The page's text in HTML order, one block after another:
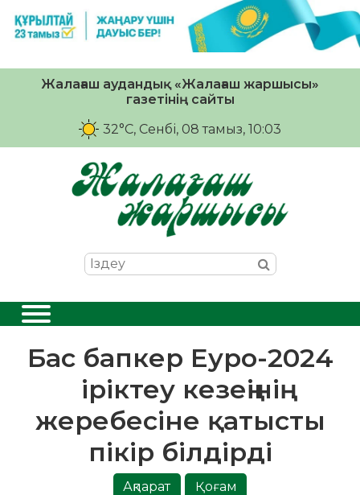
Жалағаш аудандық «Жалағаш жаршысы»
газетінің сайты
32°C, Сенбі, 08 тамыз, 10:03
Бас бапкер Еуро-2024
іріктеу кезеңінің
жеребесіне қатысты
пікір білдірді
Ақпарат
Қоғам